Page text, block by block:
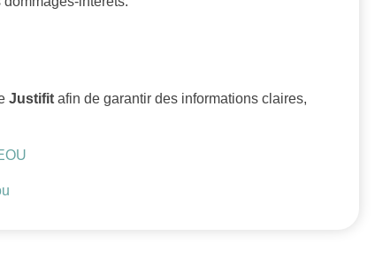
Justifit afin de garantir des informations claires,